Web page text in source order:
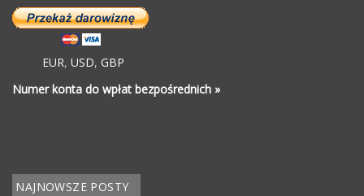
EUR, USD, GBP
Numer konta do wpłat bezpośrednich »
NAJNOWSZE POSTY